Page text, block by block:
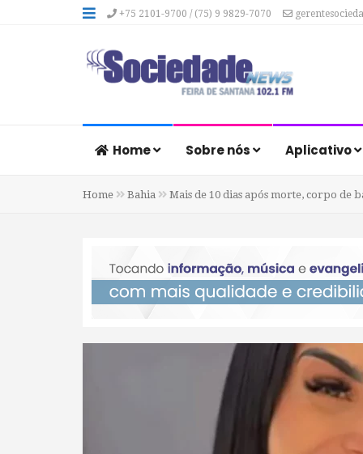
+75 2101-9700 / (75) 9 9829-7070
Home Sobre nós Aplicativo
Home Bahia Mais de 10 dias após morte, corpo de